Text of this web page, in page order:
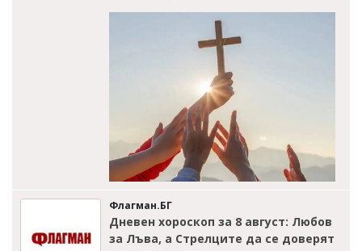
Флагман.БГ
Дневен хороскоп за 8 август: Любов
за Лъва, а Стрелците да се доверят